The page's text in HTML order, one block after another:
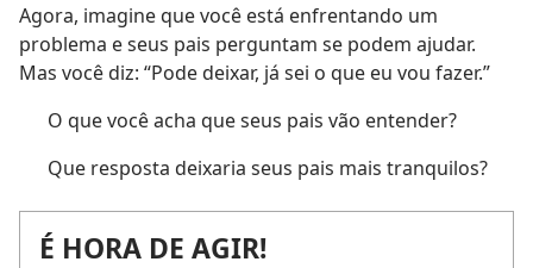
Agora, imagine que você está enfrentando um
problema e seus pais perguntam se podem ajudar.
Mas você diz: “Pode deixar, já sei o que eu vou fazer.”
O que você acha que seus pais vão entender?
Que resposta deixaria seus pais mais tranquilos?
É HORA DE AGIR!